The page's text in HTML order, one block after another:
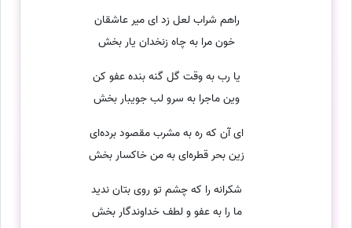
راهم شراب لعل زد ای میر عاشقان
خون مرا به چاه زنخدان یار بخش
یا رب به وقت گل گنه بنده عفو کن
وین ماجرا به سرو لب جویبار بخش
ای آن که ره به مشرب مقصود برده‌ای
زین بحر قطره‌ای به من خاکسار بخش
شکرانه را که چشم تو روی بتان ندید
ما را به عفو و لطف خداوندگار بخش